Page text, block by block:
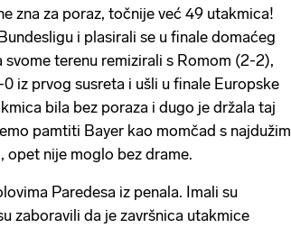
zna za poraz, točnije već 49 utakmica!
i plasirali se u finale domaćeg
svome terenu remizirali s Romom (2-2),
iz prvog susreta i ušli u finale Europske
bila bez poraza i dugo je držala taj
pamtiti Bayer kao momčad s najdužim
opet nije moglo bez drame.
Paredesa iz penala. Imali su
zaboravili da je završnica utakmice